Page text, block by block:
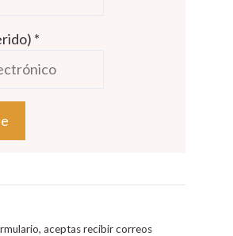
*
aceptas recibir correos